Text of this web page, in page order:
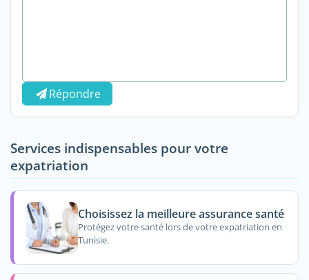
Répondre
Services indispensables pour votre
expatriation
Choisissez la meilleure assurance santé
Protégez votre santé lors de votre expatriation en
Tunisie.